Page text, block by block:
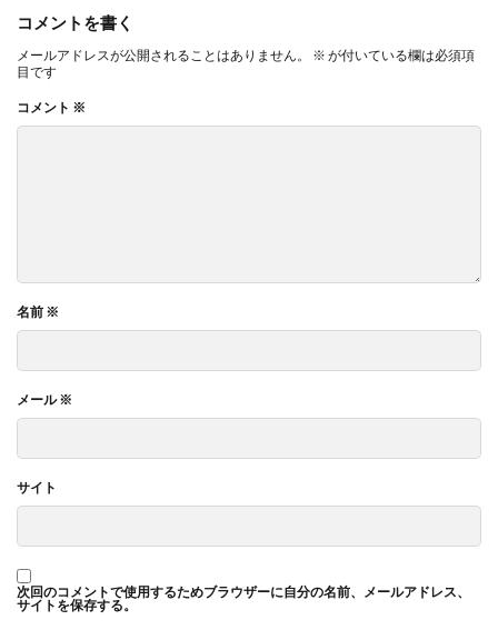
コメントを書く
メールアドレスが公開されることはありません。 ※ が付いている欄は必須項
目です
コメント ※
名前 ※
メール※
サイト
次回のコメントで使用するためブラウザーに自分の名前、メールアドレス、
サイトを保存する。